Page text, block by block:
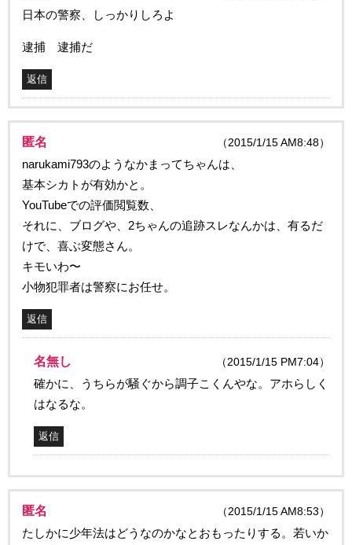
日本の警察、しっかりしろよ
逮捕 逮捕だ
返信
匿名 （2015/1/15 AM8:48）
narukami793のようなかまってちゃんは、
基本シカトが有効かと。
YouTubeでの評価閲覧数、
それに、ブログや、2ちゃんの追跡スレなんかは、有るだ
けで、喜ぶ変態さん。
キモいわ〜
小物犯罪者は警察にお任せ。
返信
名無し （2015/1/15 PM7:04）
確かに、うちらが騒ぐから調子こくんやな。アホらしく
はなるな。
返信
匿名 （2015/1/15 AM8:53）
たしかに少年法はどうなのかなとおもったりする。若いか